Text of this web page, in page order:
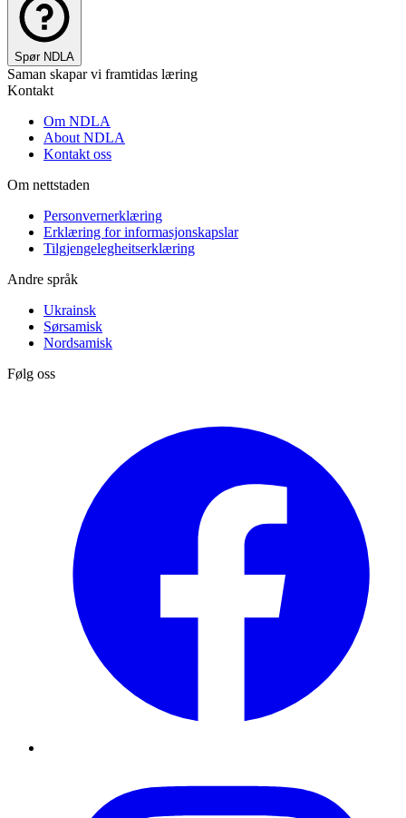
Spør NDLA
Saman skapar vi framtidas læring
Kontakt
Om NDLA
About NDLA
Kontakt oss
Om nettstaden
Personvernerklæring
Erklæring for informasjonskapslar
Tilgjengelegheitserklæring
Andre språk
Ukrainsk
Sørsamisk
Nordsamisk
Følg oss